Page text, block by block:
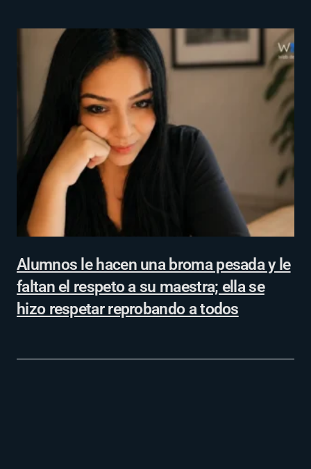
Alumnos le hacen una broma pesada y le
faltan el respeto a su maestra; ella se
hizo respetar reprobando a todos